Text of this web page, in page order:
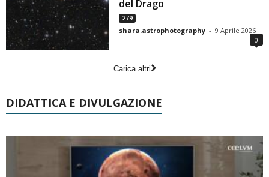
del Drago
279
shara.astrophotography - 9 Aprile 2026
0
Carica altri
DIDATTICA E DIVULGAZIONE